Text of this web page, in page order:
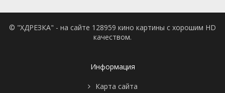
© "ХДРЕЗКА" - на сайте 128959 кино картины с хорошим HD
качеством.
Информация
Карта сайта